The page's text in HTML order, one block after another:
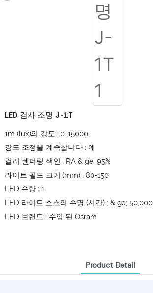
LED 검사 조명 J-1T
1m (lux)의 강도 : 0-15000
강도 조정을 계속합니다 : 예
컬러 렌더링 색인 : RA & ge; 95%
라이트 필드 크기 (mm) : 80-150
LED 수량 : 1
LED 라이트 소스의 수명 (시간) : & ge; 50,000
LED 브랜드 : 수입 된 Osram
Product Detail